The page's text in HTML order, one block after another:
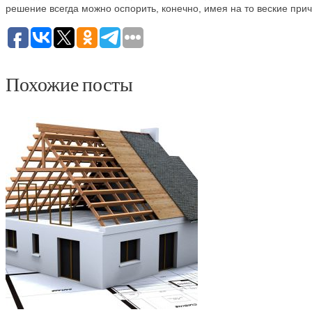
решение всегда можно оспорить, конечно, имея на то веские
Похожие посты